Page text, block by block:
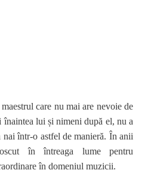
care nu mai are nevoie de
înaintea lui și nimeni după el, nu a
nai într-o astfel de manieră. În anii
în întreaga lume pentru
în domeniul muzicii.